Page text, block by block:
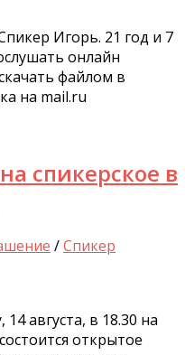
Игорь. 21 год и 7
онлайн
файлом в
на mail.ru
спикерское в
/Спикер
августа, в 18.30 на
открытое